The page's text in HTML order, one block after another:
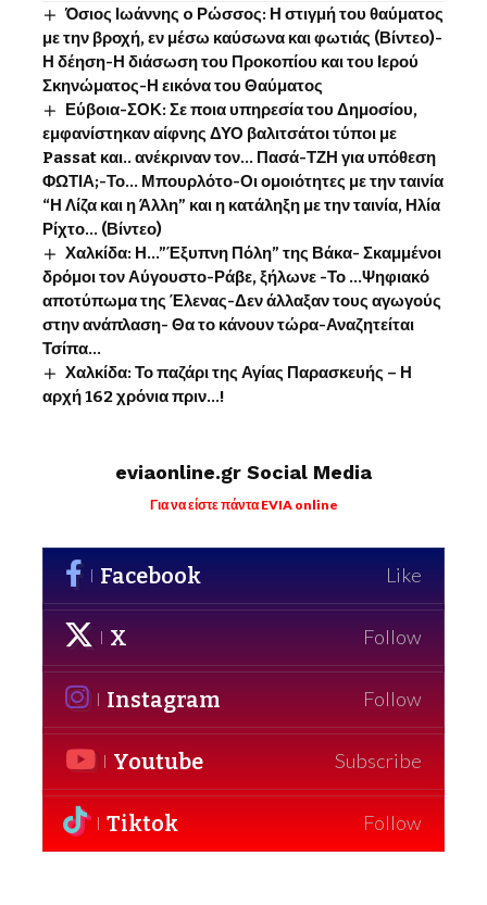
Όσιος Ιωάννης o Ρώσσος: Η στιγμή του θαύματος
με την βροχή, εν μέσω καύσωνα και φωτιάς (Βίντεο)-
Η δέηση-Η διάσωση του Προκοπίου και του Ιερού
Σκηνώματος-Η εικόνα του Θαύματος
Εύβοια-ΣΟΚ: Σε ποια υπηρεσία του Δημοσίου,
εμφανίστηκαν αίφνης ΔΥΟ βαλιτσάτοι τύποι με
Passat και.. ανέκριναν τον… Πασά-ΤΖΗ για υπόθεση
ΦΩΤΙΑ;-Το… Μπουρλότο-Οι ομοιότητες με την ταινία
“Η Λίζα και η Άλλη” και η κατάληξη με την ταινία, Ηλία
Ρίχτο… (Βίντεο)
Χαλκίδα: Η…”Έξυπνη Πόλη” της Βάκα- Σκαμμένοι
δρόμοι τον Αύγουστο-Ράβε, ξήλωνε -Το …Ψηφιακό
αποτύπωμα της Έλενας-Δεν άλλαξαν τους αγωγούς
στην ανάπλαση- Θα το κάνουν τώρα-Αναζητείται
Τσίπα…
Χαλκίδα: Το παζάρι της Αγίας Παρασκευής – Η
αρχή 162 χρόνια πριν…!
eviaonline.gr Social Media
Για να είστε πάντα EVIA online
Facebook Like
X Follow
Instagram Follow
Youtube Subscribe
Tiktok Follow